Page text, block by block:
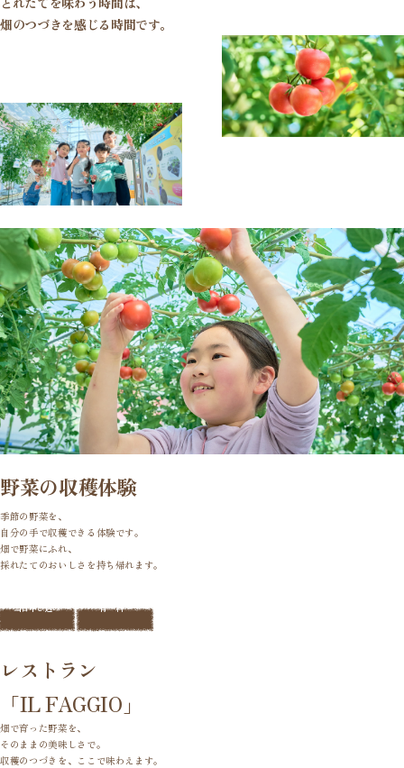
畑のつづきを感じる時間です。
野菜の収穫体験
季節の野菜を、
自分の手で収穫できる体験です。
畑で野菜にふれ、
採れたてのおいしさを持ち帰れます。
当日申し込み 有料
レストラン
「IL FAGGIO」
畑で育った野菜を、
そのままの美味しさで。
収穫のつづきを、ここで味わえます。